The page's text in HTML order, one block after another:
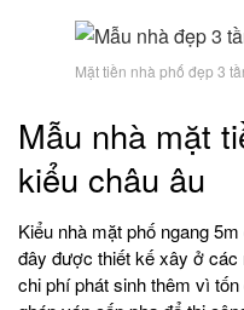
Mặt tiền nhà phố đẹp 3
Mẫu nhà mặt
kiểu châu âu
Kiểu nhà mặt phố ngang
đây được thiết kế xây ở
chi phí phát sinh thêm vì